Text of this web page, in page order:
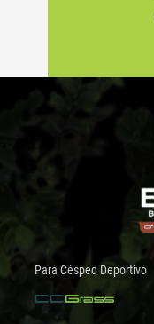
Para Césped Deportivo